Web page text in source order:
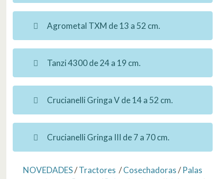
Agrometal TXM de 13 a 52 cm.
Tanzi 4300 de 24 a 19 cm.
Crucianelli Gringa V de 14 a 52 cm.
Crucianelli Gringa III de 7 a 70 cm.
NOVEDADES/Tractores /Cosechadoras/Palas